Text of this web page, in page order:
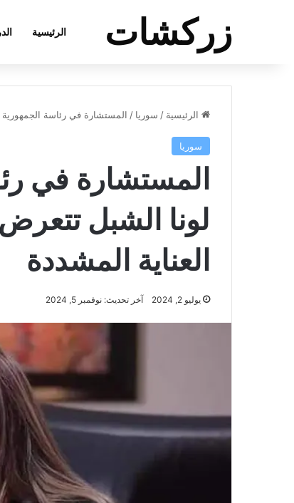
زركشات الرئيسية
الرئيسية / سوريا / المستشارة في رئاسة
سوريا
المستشارة في
لونا الشبل
العناية المشددة
يوليو 2, 2024 آخر تحديث: نوفمبر 5, 2024